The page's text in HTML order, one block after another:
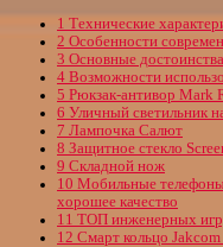
1 Технические
2 Особенности
3 Основные
4 Возможности
5 Рюкзак-антивор Mark
6 Уличный светильник
7 Лампочка Салют
8 Защитное стекло
9 Складной нож
10 Мобильные
хорошее качество
11 ТОП инженерных
12 Смарт кольцо